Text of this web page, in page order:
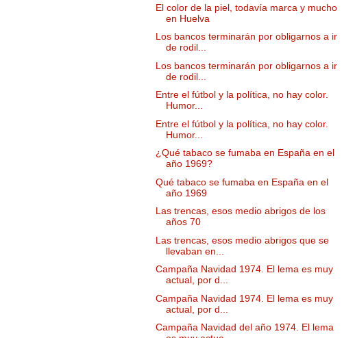
El color de la piel, todavía marca y mucho
en Huelva
Los bancos terminarán por obligarnos a ir
de rodil...
Los bancos terminarán por obligarnos a ir
de rodil...
Entre el fútbol y la política, no hay color.
Humor...
Entre el fútbol y la política, no hay color.
Humor...
¿Qué tabaco se fumaba en España en el
año 1969?
Qué tabaco se fumaba en España en el
año 1969
Las trencas, esos medio abrigos de los
años 70
Las trencas, esos medio abrigos que se
llevaban en...
Campaña Navidad 1974. El lema es muy
actual, por d...
Campaña Navidad 1974. El lema es muy
actual, por d...
Campaña Navidad del año 1974. El lema